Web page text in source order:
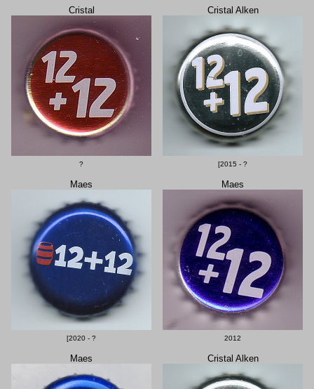
Cristal
?
Cristal Alken
[2015 - ?
Maes
[2020 - ?
Maes
2012
Maes Cristal Alken